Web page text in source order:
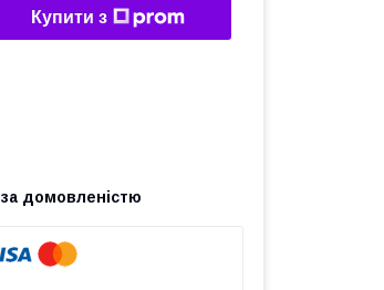
Купити з
за домовленістю